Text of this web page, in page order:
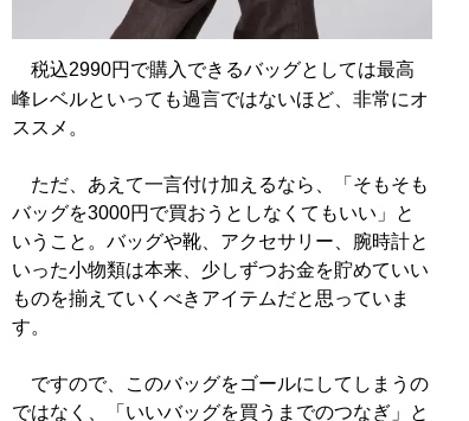
税込2990円で購入できるバッグとしては最高
峰レベルといっても過言ではないほど、非常にオ
ススメ。
ただ、あえて一言付け加えるなら、「そもそも
バッグを3000円で買おうとしなくてもいい」と
いうこと。バッグや靴、アクセサリー、腕時計と
いった小物類は本来、少しずつお金を貯めていい
ものを揃えていくべきアイテムだと思っていま
す。
ですので、このバッグをゴールにしてしまうの
ではなく、「いいバッグを買うまでのつなぎ」と